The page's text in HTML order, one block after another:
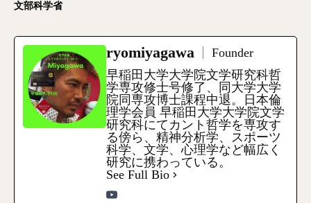
文部科学省
ryomiyagawa
Founder
早稲田大学大学院文学研究科哲
学専攻修士号修了、同大学大学
院同専攻博士課程中退。日本倫
理学会員 早稲田大学大学院文学
研究科にてカント哲学を専攻す
る傍ら、精神分析学、スポーツ
科学、文学、心理学など幅広く
研究に携わっている。
See Full Bio